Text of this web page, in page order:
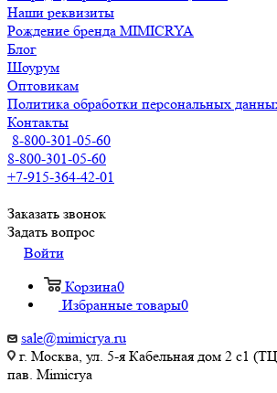
Наши реквизиты
Рождение бренда MIMICRYA
Блог
Шоурум
Оптовикам
Политика обработки персональных
Контакты
8-800-301-05-60
8-800-301-05-60
+7-915-364-42-01
Заказать звонок
Задать вопрос
Войти
Корзина0
Избранные товары0
sale@mimicrya.ru
г. Москва, ул. 5-я Кабельная дом 2 с1
пав. Mimicrya